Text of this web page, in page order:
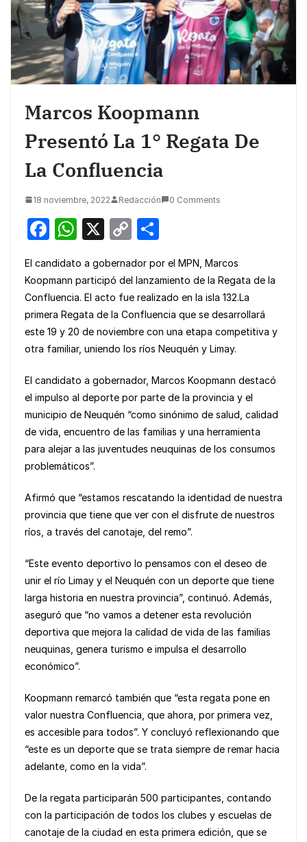
Marcos Koopmann
Presentó La 1° Regata De
La Confluencia
18 noviembre, 2022 Redacción 0 Comments
F
c
e
b
o
o
k
W
at
s
A
p
p
X
C
p
y
Li
n
k
ar
e
El candidato a gobernador por el MPN, Marcos
Koopmann participó del lanzamiento de la Regata de la
Confluencia. El acto fue realizado en la isla 132.La
primera Regata de la Confluencia que se desarrollará
este 19 y 20 de noviembre con una etapa competitiva y
otra familiar, uniendo los ríos Neuquén y Limay.
El candidato a gobernador, Marcos Koopmann destacó
el impulso al deporte por parte de la provincia y el
municipio de Neuquén “como sinónimo de salud, calidad
de vida, encuentro de las familias y una herramienta
para alejar a las juventudes neuquinas de los consumos
problemáticos”.
Afirmó que “estamos rescatando la identidad de nuestra
provincia que tiene que ver con el disfrute de nuestros
ríos, a través del canotaje, del remo”.
“Este evento deportivo lo pensamos con el deseo de
unir el río Limay y el Neuquén con un deporte que tiene
larga historia en nuestra provincia”, continuó. Además,
aseguró que “no vamos a detener esta revolución
deportiva que mejora la calidad de vida de las familias
neuquinas, genera turismo e impulsa el desarrollo
económico”.
Koopmann remarcó también que “esta regata pone en
valor nuestra Confluencia, que ahora, por primera vez,
es accesible para todos”. Y concluyó reflexionando que
“este es un deporte que se trata siempre de remar hacia
adelante, como en la vida”.
De la regata participarán 500 participantes, contando
con la participación de todos los clubes y escuelas de
canotaje de la ciudad en esta primera edición, que se